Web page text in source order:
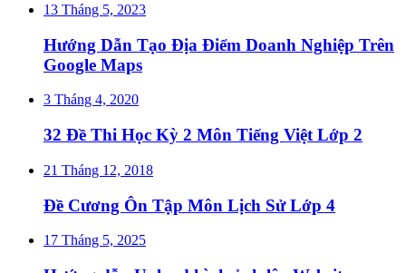
13 Tháng 5, 2023
Hướng Dẫn Tạo Địa Điểm Doanh Nghiệp Trên
Google Maps
3 Tháng 4, 2020
32 Đề Thi Học Kỳ 2 Môn Tiếng Việt Lớp 2
21 Tháng 12, 2018
Đề Cương Ôn Tập Môn Lịch Sử Lớp 4
17 Tháng 5, 2025